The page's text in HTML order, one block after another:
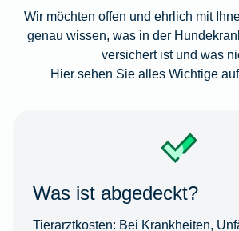
Wir möchten offen und ehrlich mit
genau wissen, was in der
versichert ist und was
Hier sehen Sie alles Wichtige
Was ist abgedeckt?
Tierarztkosten: Bei Krankheiten,